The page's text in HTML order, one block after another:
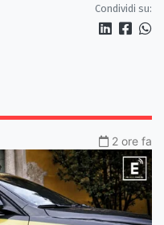
Condividi su:
2 ore fa